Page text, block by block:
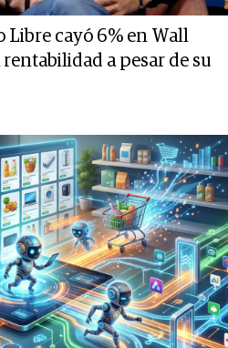
cayó 6% en Wall
a pesar de su